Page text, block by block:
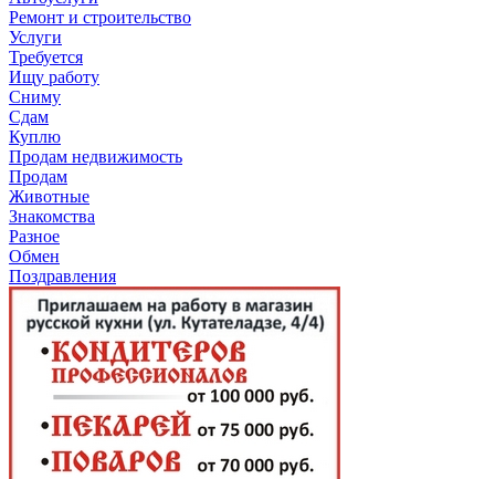
Ремонт и строительство
Услуги
Требуется
Ищу работу
Сниму
Сдам
Куплю
Продам недвижимость
Продам
Животные
Знакомства
Разное
Обмен
Поздравления